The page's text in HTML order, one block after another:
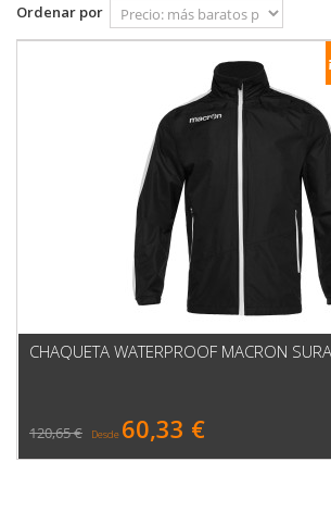
Ordenar por
CHAQUETA WATERPROOF MACRON
120,65 € Desde 60,33 €